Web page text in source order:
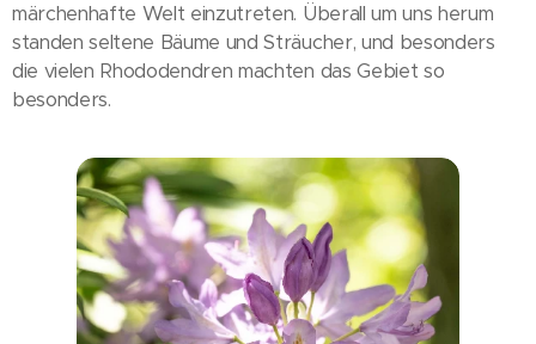
märchenhafte Welt einzutreten. Überall um uns herum
standen seltene Bäume und Sträucher, und besonders
die vielen Rhododendren machten das Gebiet so
besonders.